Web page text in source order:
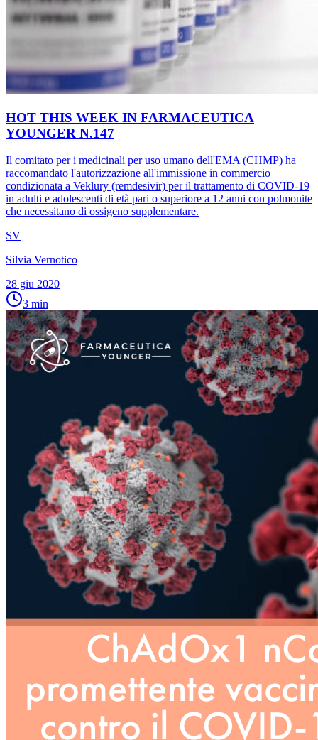
HOT THIS WEEK IN FARMACEUTICA
YOUNGER N.147
Il comitato per i medicinali per uso umano dell'EMA (CHMP) ha
raccomandato l'autorizzazione all'immissione in commercio
condizionata a Veklury (remdesivir) per il trattamento di COVID-19
in adulti e adolescenti di età pari o superiore a 12 anni con polmonite
che necessitano di ossigeno supplementare.
SV
Silvia Vernotico
28 giu 2020
3 min